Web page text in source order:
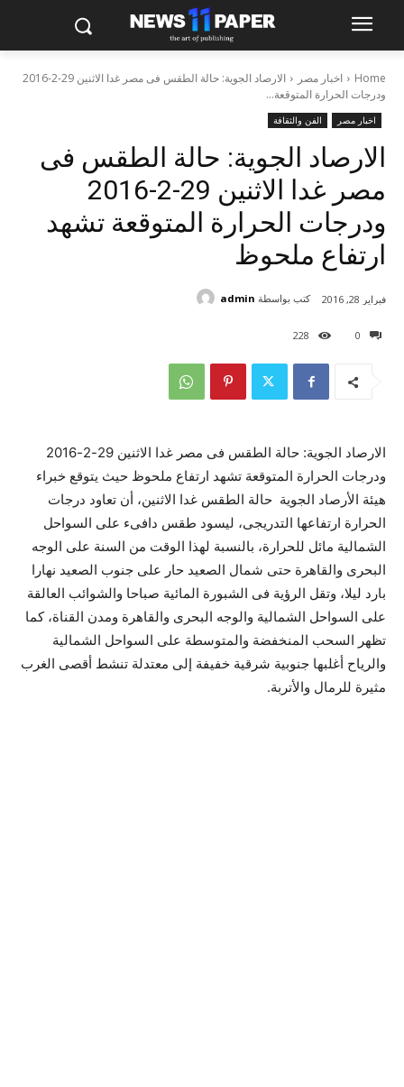
Home اخبار مصر
الارصاد الجوية: حالة الطقس فى مصر غدا الاثنين 29-2-2016
ودرجات الحرارة المتوقعة...
اخبار مصر الفن والثقافة
الارصاد الجوية: حالة الطقس فى
مصر غدا الاثنين 29-2-2016
ودرجات الحرارة المتوقعة تشهد
ارتفاع ملحوظ
0
228
فبراير 28, 2016 كتب بواسطة admin
الارصاد الجوية: حالة الطقس فى مصر غدا الاثنين 29-2-2016
ودرجات الحرارة المتوقعة تشهد ارتفاع ملحوظ حيث يتوقع خبراء
هيئة الأرصاد الجوية حالة الطقس غدا الاثنين، أن تعاود درجات
الحرارة ارتفاعها التدريجى، ليسود طقس دافىء على السواحل
الشمالية مائل للحرارة، بالنسبة لهذا الوقت من السنة على الوجه
البحرى والقاهرة حتى شمال الصعيد حار على جنوب الصعيد نهارا
بارد ليلا، وتقل الرؤية فى الشبورة المائية صباحا والشوائب العالقة
على السواحل الشمالية والوجه البحرى والقاهرة ومدن القناة، كما
تظهر السحب المنخفضة والمتوسطة على السواحل الشمالية
والرياح أغلبها جنوبية شرقية خفيفة إلى معتدلة تنشط أقصى الغرب
مثيرة للرمال والأتربة.